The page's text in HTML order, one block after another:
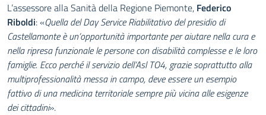
L’assessore alla Sanità della Regione Piemonte, Federico
Riboldi: «Quella del Day Service Riabilitativo del presidio di
Castellamonte è un’opportunità importante per aiutare nella cura e
nella ripresa funzionale le persone con disabilità complesse e le loro
famiglie. Ecco perché il servizio dell’Asl TO4, grazie soprattutto alla
multiprofessionalità messa in campo, deve essere un esempio
fattivo di una medicina territoriale sempre più vicina alle esigenze
dei cittadini».